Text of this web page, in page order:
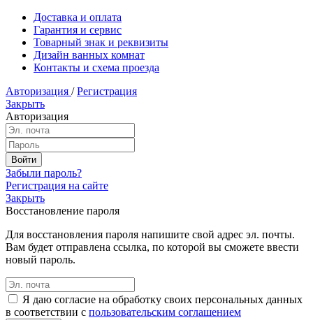
Доставка и оплата
Гарантия и сервис
Товарный знак и реквизиты
Дизайн ванных комнат
Контакты и схема проезда
Авторизация / Регистрация
Закрыть
Авторизация
Забыли пароль?
Регистрация на сайте
Закрыть
Восстановление пароля
Для восстановления пароля напишите свой адрес эл. почты.
Вам будет отправлена ссылка, по которой вы сможете ввести
новый пароль.
Я даю согласие на обработку своих персональных данных
в соответствии с пользовательским соглашением